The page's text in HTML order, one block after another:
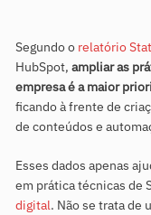
Segundo o relatório
HubSpot,ampliar as
empresa é a maior
ficando à frente de
de conteúdos e
Esses dados apenas
em prática técnicas de
digital. Não se trata de